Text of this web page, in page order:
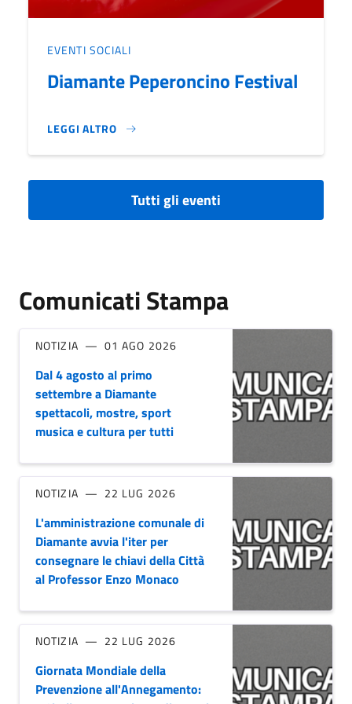
EVENTI SOCIALI
Diamante Peperoncino Festival
LEGGI ALTRO
DIAMANTE PEPERONCINO FESTIVAL}
Tutti gli eventi
Comunicati Stampa
NOTIZIA 01 AGO 2026
Dal 4 agosto al primo
settembre a Diamante
spettacoli, mostre, sport
musica e cultura per tutti
NOTIZIA 22 LUG 2026
L'amministrazione comunale di
Diamante avvia l'iter per
consegnare le chiavi della Città
al Professor Enzo Monaco
NOTIZIA 22 LUG 2026
Giornata Mondiale della
Prevenzione all'Annegamento: